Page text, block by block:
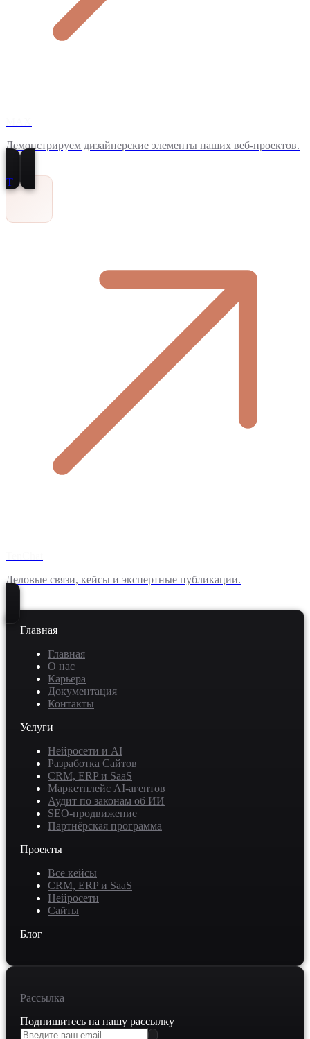
Демонстрируем дизайнерские элементы наших веб-проектов.
T
Деловые связи, кейсы и экспертные публикации.
Главная
Главная
О нас
Карьера
Документация
Контакты
Услуги
Нейросети и AI
Разработка Сайтов
CRM, ERP и SaaS
Маркетплейс AI-агентов
Аудит по законам об ИИ
SEO-продвижение
Партнёрская программа
Проекты
Все кейсы
CRM, ERP и SaaS
Нейросети
Сайты
Блог
Рассылка
Подпишитесь на нашу рассылку